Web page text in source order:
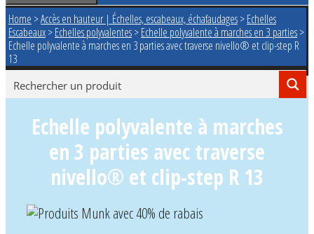
Home >Accès en hauteur | Échelles, escabeaux, échafaudages>Echelles
Escabeaux>Echelles polyvalentes>Echelle polyvalente à marches en 3 parties>
Echelle polyvalente à marches en 3 parties avec traverse nivello® et clip-step R
13
Echelle polyvalente à marches
en 3 parties avec traverse
nivello® et clip-step R 13